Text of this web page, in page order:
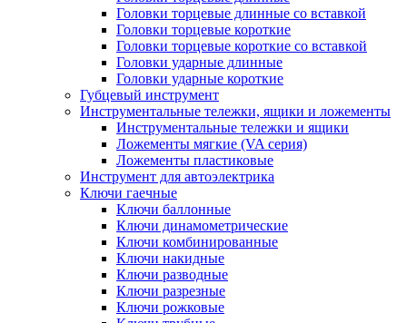
Головки торцевые длинные со вставкой
Головки торцевые короткие
Головки торцевые короткие со вставкой
Головки ударные длинные
Головки ударные короткие
Губцевый инструмент
Инструментальные тележки, ящики и ложементы
Инструментальные тележки и ящики
Ложементы мягкие (VA серия)
Ложементы пластиковые
Инструмент для автоэлектрика
Ключи гаечные
Ключи баллонные
Ключи динамометрические
Ключи комбинированные
Ключи накидные
Ключи разводные
Ключи разрезные
Ключи рожковые